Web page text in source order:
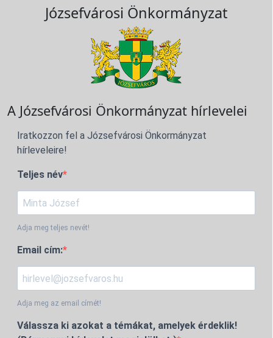
Józsefvárosi Önkormányzat
A Józsefvárosi Önkormányzat hírlevelei
Iratkozzon fel a Józsefvárosi Önkormányzat
hírleveleire!
Teljes név
Adja meg teljes nevét!
Email cím:
Adja meg az email címét!
Válassza ki azokat a témákat, amelyek érdeklik!